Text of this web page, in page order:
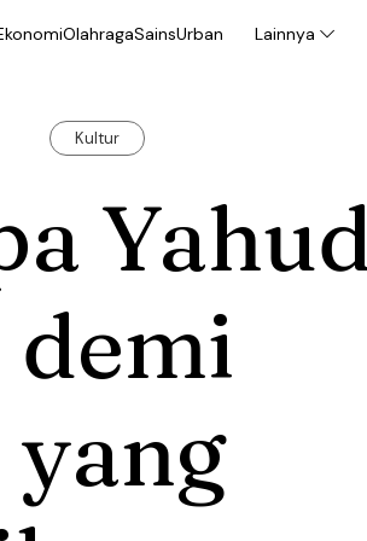
OlahragaSainsUrban Lainnya
Kultur